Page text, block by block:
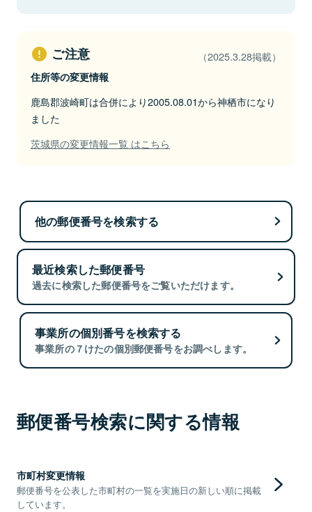
ご注意 （2025.3.28掲載）
住所等の変更情報
鹿島郡波崎町は合併により2005.08.01から神栖市になり
ました
茨城県の変更情報一覧 はこちら
他の郵便番号を検索する
最近検索した郵便番号
過去に検索した郵便番号をご覧いただけます。
事業所の個別番号を検索する
事業所の７けたの個別郵便番号をお調べします。
郵便番号検索に関する情報
市町村変更情報
郵便番号を公表した市町村の一覧を実施日の新しい順に掲載
しています。